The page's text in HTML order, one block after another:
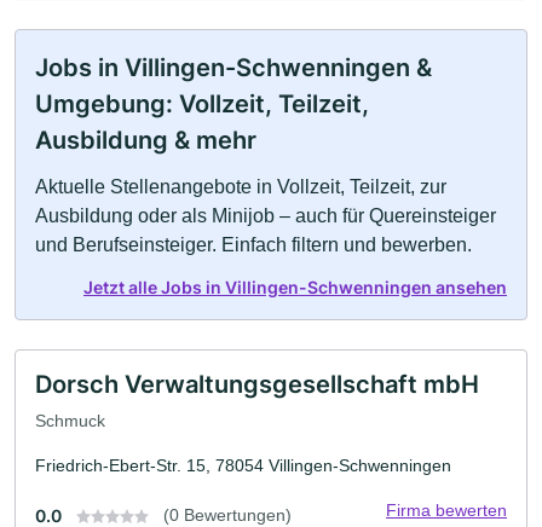
Jobs in Villingen-Schwenningen &
Umgebung: Vollzeit, Teilzeit,
Ausbildung & mehr
Aktuelle Stellenangebote in Vollzeit, Teilzeit, zur
Ausbildung oder als Minijob – auch für Quereinsteiger
und Berufseinsteiger. Einfach filtern und bewerben.
Jetzt alle Jobs in Villingen-Schwenningen ansehen
Dorsch Verwaltungsgesellschaft mbH
Schmuck
Friedrich-Ebert-Str. 15, 78054 Villingen-Schwenningen
0.0 (0 Bewertungen) Firma bewerten